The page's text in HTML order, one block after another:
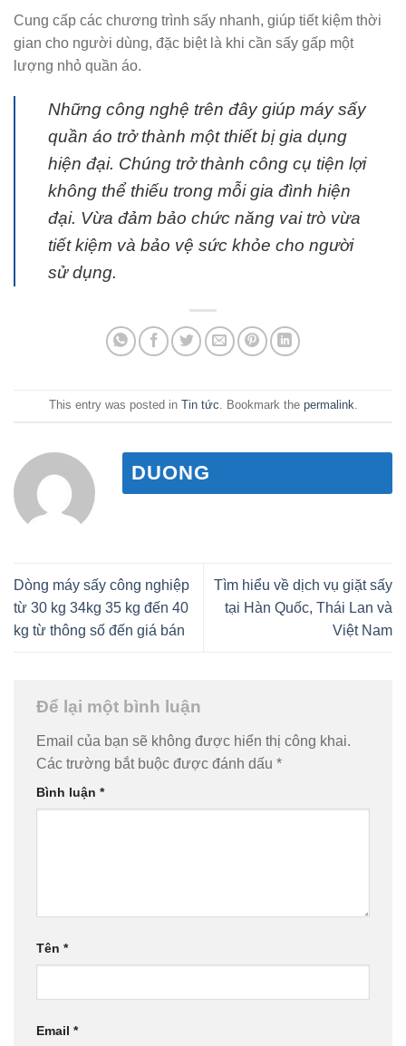
Cung cấp các chương trình sấy nhanh, giúp tiết kiệm thời
gian cho người dùng, đặc biệt là khi cần sấy gấp một
lượng nhỏ quần áo.
Những công nghệ trên đây giúp máy sấy
quần áo trở thành một thiết bị gia dụng
hiện đại. Chúng trở thành công cụ tiện lợi
không thể thiếu trong mỗi gia đình hiện
đại. Vừa đảm bảo chức năng vai trò vừa
tiết kiệm và bảo vệ sức khỏe cho người
sử dụng.
This entry was posted in Tin tức. Bookmark the permalink.
DUONG
Dòng máy sấy công nghiệp
từ 30 kg 34kg 35 kg đến 40
kg từ thông số đến giá bán
Tìm hiểu về dịch vụ giặt sấy
tại Hàn Quốc, Thái Lan và
Việt Nam
Để lại một bình luận
Email của bạn sẽ không được hiển thị công khai.
Các trường bắt buộc được đánh dấu *
Bình luận *
Tên *
Email *